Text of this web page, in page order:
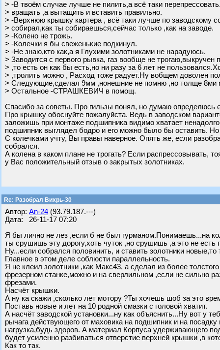
> -В твоём случае лучше не пилить,а всё таки
> вращать ,а вытащить и вставить правильно.
> -Верхнюю крышку картера , всё таки лучше по заводскому
> собирал,как ты собираешься,сейчас только ,как на заводе.
> -Колено не трожь.
> -Колечки я бы свеженькие подкинул.
> -Не знаю,кто как,а я Глухими золотниками не нарадуюсь.
> Заводится с первого рывка, газ вообще не трогаю,выкручен
> ,то есть он как бы есть,но ни разу за 6 лет не
> ,тролить можно , Расход тоже радует.Ну вобщем доволен
> Следующие,сделал 9мм ,нонешние не помню ,но толще 8ми
> Остальное -СТРАШКЕВИЧ в помощ.
Спасибо за советы. Про гильзы понял, но думаю
Про крышку обоснуйте пожалуйста. Ведь в заводском
заложишь при монтаже подшипника видимо хватает
подшипник выглядел бодро и его можно было бы оставить.
С колечками учту, Вы правы наверное. Опять же, если
собрался.
А колена в каком плане не трогать? Если распрессовывать,
у Вас положительный отзыв о закрытых золотниках.
Re: Разобрал Вихрь-30
Автор: An-24 (93.79.187.---)
Дата: 26-11-17 07:20
Я бы лично не лез ,если б не был гурманом.Понимаешь...на
ты срушишь эту дорогу,хоть чуток ,но срушишь ,а это не есть
Ну...если собрался половинить, и ставить золотники
Главное в этом деле соблюсти параллельность.
Я не клеил золотники ,как Макс43, а сделал из более
фрезерном станке,можно и на сверлильном ,если не сильно
фрезами.
Насчёт крышки.
А ну ка скажи ,сколько лет мотору ?Ты хочешь шоб за это
Поставь новые и лет на 10 родной смазки с головой хватит.
А насчёт заводской установки...ну как объяснить...Ну вот у
рычага действующего от маховика на подшипник и на
нагрузка,будь здоров. А материал Корпуса удерживающего
будет усиленно разбиваться отверстие верхней крышки ,в
Как то так.